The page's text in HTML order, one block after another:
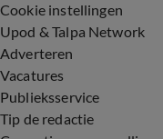
Cookie instellingen
Upod & Talpa Network
Adverteren
Vacatures
Publieksservice
Tip de redactie